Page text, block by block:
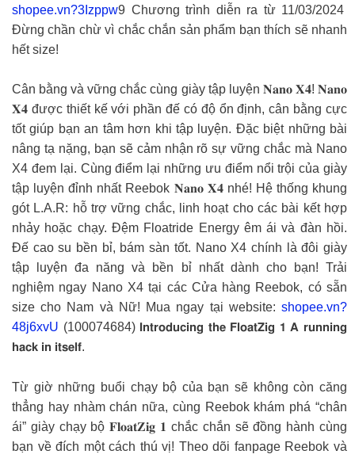
shopee.vn?3Izppw9 Chương trình diễn ra từ 11/03/2024
Đừng chần chừ vì chắc chắn sản phẩm bạn thích sẽ nhanh
hết size!
Cân bằng và vững chắc cùng giày tập luyện 𝐍𝐚𝐧𝐨 𝐗𝟒! 𝐍𝐚𝐧𝐨
𝐗𝟒 được thiết kế với phần đế có độ ổn định, cân bằng cực
tốt giúp bạn an tâm hơn khi tập luyện. Đặc biệt những bài
nâng tạ nặng, bạn sẽ cảm nhận rõ sự vững chắc mà Nano
X4 đem lại. Cùng điểm lại những ưu điểm nổi trội của giày
tập luyện đỉnh nhất Reebok 𝐍𝐚𝐧𝐨 𝐗𝟒 nhé! Hệ thống khung
gót L.A.R: hỗ trợ vững chắc, linh hoạt cho các bài kết hợp
nhảy hoặc chạy. Đệm Floatride Energy êm ái và đàn hồi.
Đế cao su bền bỉ, bám sàn tốt. Nano X4 chính là đôi giày
tập luyện đa năng và bền bỉ nhất dành cho bạn! Trải
nghiệm ngay Nano X4 tại các Cửa hàng Reebok, có sẵn
size cho Nam và Nữ! Mua ngay tại website: shopee.vn?
48j6xvU (100074684) 𝗜𝗻𝘁𝗿𝗼𝗱𝘂𝗰𝗶𝗻𝗴 𝘁𝗵𝗲 𝗙𝗹𝗼𝗮𝘁𝗭𝗶𝗴 𝟭 𝗔 𝗿𝘂𝗻𝗻𝗶𝗻𝗴
𝗵𝗮𝗰𝗸 𝗶𝗻 𝗶𝘁𝘀𝗲𝗹𝗳.
Từ giờ những buổi chạy bộ của bạn sẽ không còn căng
thẳng hay nhàm chán nữa, cùng Reebok khám phá “chân
ái” giày chạy bộ 𝐅𝐥𝐨𝐚𝐭𝐙𝐢𝐠 𝟏 chắc chắn sẽ đồng hành cùng
bạn về đích một cách thú vị! Theo dõi fanpage Reebok và